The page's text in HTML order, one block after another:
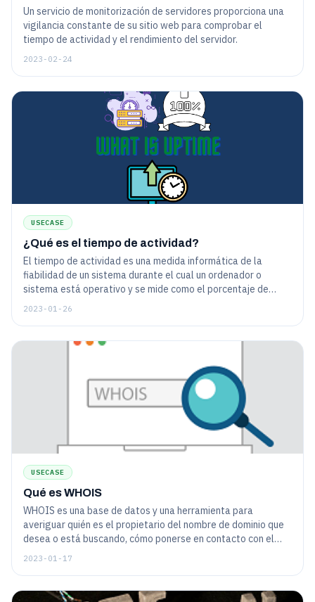
Un servicio de monitorización de servidores proporciona una
vigilancia constante de su sitio web para comprobar el
tiempo de actividad y el rendimiento del servidor.
2023-02-24
USECASE
¿Qué es el tiempo de actividad?
El tiempo de actividad es una medida informática de la
fiabilidad de un sistema durante el cual un ordenador o
sistema está operativo y se mide como el porcentaje de
tiempo.
2023-01-26
USECASE
Qué es WHOIS
WHOIS es una base de datos y una herramienta para
averiguar quién es el propietario del nombre de dominio que
desea o está buscando, cómo ponerse en contacto con el
propietario y cuándo expira la titularidad.
2023-01-17